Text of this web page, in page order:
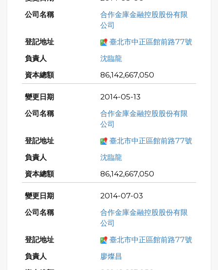
合作金庫金融控股股份有限
公司
臺北市中正區館前路77號
沈臨龍
86,142,667,050
2014-05-13
合作金庫金融控股股份有限
公司
臺北市中正區館前路77號
沈臨龍
86,142,667,050
2014-07-03
合作金庫金融控股股份有限
公司
臺北市中正區館前路77號
廖燦昌